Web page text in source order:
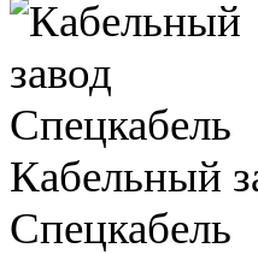
Кабельный
Спецкабель